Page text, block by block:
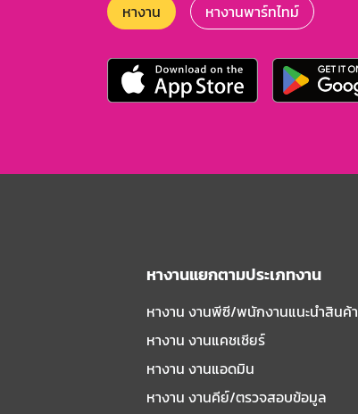
หางาน หางานพาร์ทไทม์
หางานแยกตามประเภทงาน
หางาน งานพีซี/พนักงานแนะนําสินค้า
หางาน งานแคชเชียร์
หางาน งานแอดมิน
หางาน งานคีย์/ตรวจสอบข้อมูล